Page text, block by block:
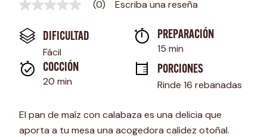
Sin
Enlace
en
misma
página.
(0) Escriba una reseña
DIFICULTAD
Fácil
PREPARACIÓN
15 min
COCCIÓN
20 min
PORCIONES
Rinde 16 rebanadas
El pan de maíz con calabaza es una delicia que
aporta a tu mesa una acogedora calidez otoñal.